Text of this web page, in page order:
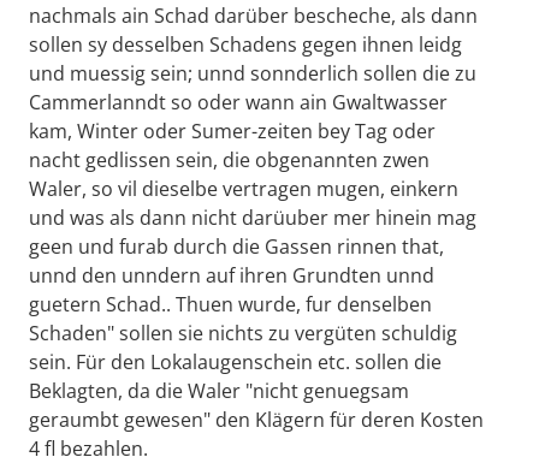
nachmals ain Schad darüber bescheche, als dann
sollen sy desselben Schadens gegen ihnen leidg
und muessig sein; unnd sonnderlich sollen die zu
Cammerlanndt so oder wann ain Gwaltwasser
kam, Winter oder Sumer-zeiten bey Tag oder
nacht gedlissen sein, die obgenannten zwen
Waler, so vil dieselbe vertragen mugen, einkern
und was als dann nicht darüuber mer hinein mag
geen und furab durch die Gassen rinnen that,
unnd den unndern auf ihren Grundten unnd
guetern Schad.. Thuen wurde, fur denselben
Schaden" sollen sie nichts zu vergüten schuldig
sein. Für den Lokalaugenschein etc. sollen die
Beklagten, da die Waler "nicht genuegsam
geraumbt gewesen" den Klägern für deren Kosten
4 fl bezahlen.